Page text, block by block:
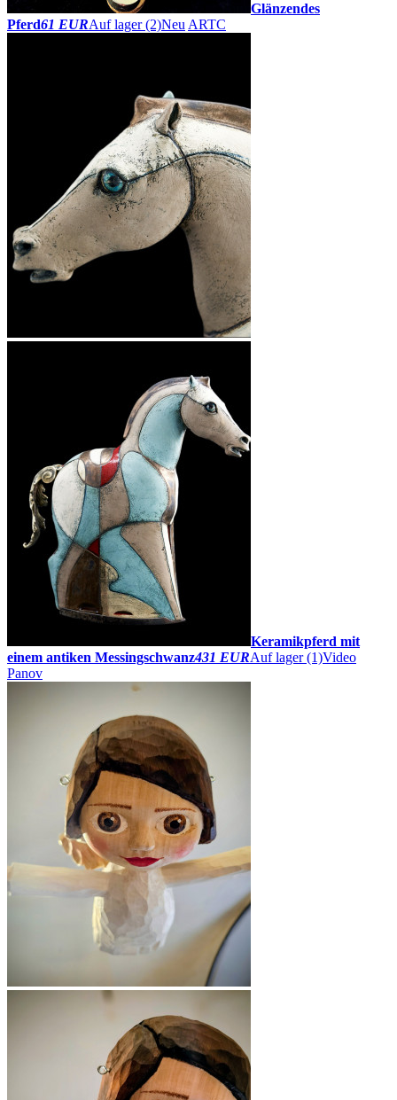
Glänzendes
Pferd61 EURAuf lager (2)Neu ARTC
Keramikpferd mit
einem antiken Messingschwanz431 EURAuf lager (1)Video
Panov